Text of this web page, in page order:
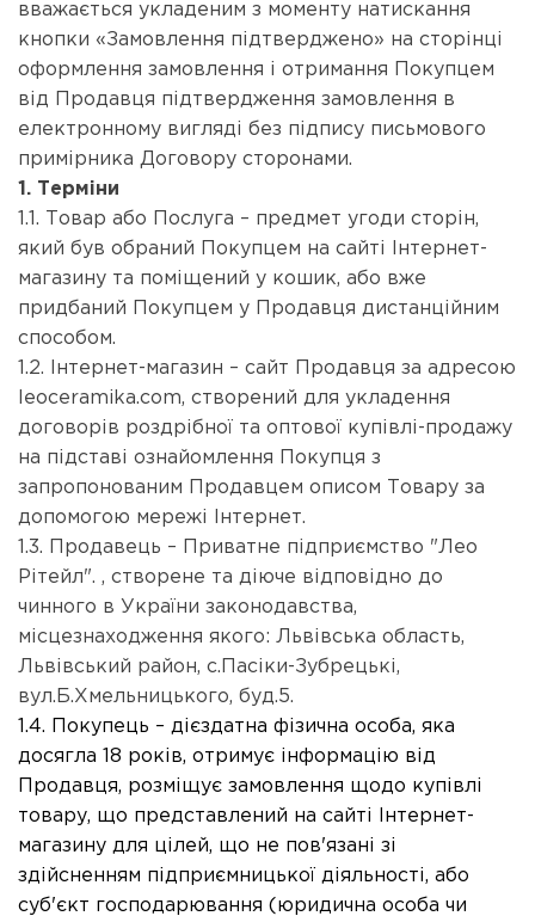
вважається укладеним з моменту натискання
кнопки «Замовлення підтверджено» на сторінці
оформлення замовлення і отримання Покупцем
від Продавця підтвердження замовлення в
електронному вигляді без підпису письмового
примірника Договору сторонами.
1. Терміни
1.1. Товар або Послуга – предмет угоди сторін,
який був обраний Покупцем на сайті Інтернет-
магазину та поміщений у кошик, або вже
придбаний Покупцем у Продавця дистанційним
способом.
1.2. Інтернет-магазин – сайт Продавця за адресою
leoceramika.com, створений для укладення
договорів роздрібної та оптової купівлі-продажу
на підставі ознайомлення Покупця з
запропонованим Продавцем описом Товару за
допомогою мережі Інтернет.
1.3. Продавець – Приватне підприємство "Лео
Рітейл". , створене та діюче відповідно до
чинного в України законодавства,
місцезнаходження якого: Львівська область,
Львівський район, с.Пасіки-Зубрецькі,
вул.Б.Хмельницького, буд.5.
1.4. Покупець – дієздатна фізична особа, яка
досягла 18 років, отримує інформацію від
Продавця, розміщує замовлення щодо купівлі
товару, що представлений на сайті Інтернет-
магазину для цілей, що не пов'язані зі
здійсненням підприємницької діяльності, або
суб'єкт господарювання (юридична особа чи